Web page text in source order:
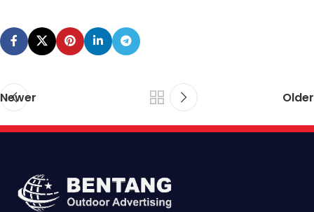
Newer Older